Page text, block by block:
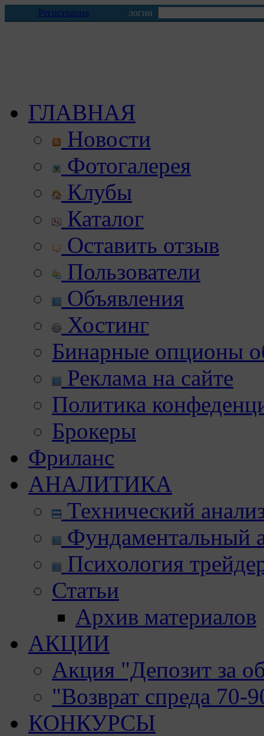
Регистрация логин
ГЛАВНАЯ
Новости
Фотогалерея
Клубы
Каталог
Оставить отзыв
Пользователи
Объявления
Хостинг
Бинарные опционы
Реклама на сайте
Политика
Брокеры
Фриланс
АНАЛИТИКА
Технический
Фундаментальный
Психология
Статьи
Архив материалов
АКЦИИ
Акция "Депозит за
"Возврат спреда 70-
КОНКУРСЫ